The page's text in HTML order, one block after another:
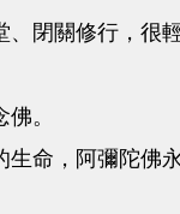
閉關修行，很
。
生命，阿彌陀佛